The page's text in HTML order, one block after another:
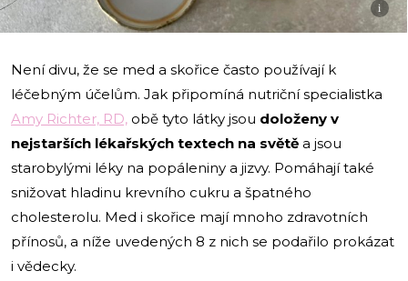
i
Není divu, že se med a skořice často používají k
léčebným účelům. Jak připomíná nutriční specialistka
Amy Richter, RD, obě tyto látky jsou doloženy v
nejstarších lékařských textech na světě a jsou
starobylými léky na popáleniny a jizvy. Pomáhají také
snižovat hladinu krevního cukru a špatného
cholesterolu. Med i skořice mají mnoho zdravotních
přínosů, a níže uvedených 8 z nich se podařilo prokázat
i vědecky.